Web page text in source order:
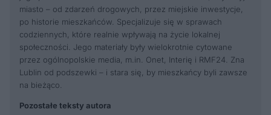
miasto – od zdarzeń drogowych, przez miejskie inwestycje,
po historie mieszkańców. Specjalizuje się w sprawach
codziennych, które realnie wpływają na życie lokalnej
społeczności. Jego materiały były wielokrotnie cytowane
przez ogólnopolskie media, m.in. Onet, Interię i RMF24. Zna
Lublin od podszewki – i stara się, by mieszkańcy byli zawsze
na bieżąco.
Pozostałe teksty autora